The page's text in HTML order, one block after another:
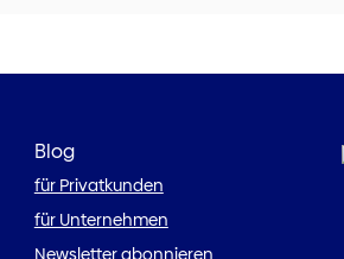
Blog
für Privatkunden
für Unternehmen